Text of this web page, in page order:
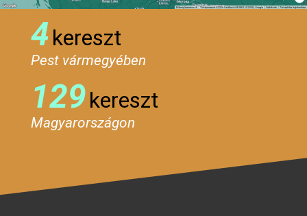
4kereszt
Pest vármegyében
129kereszt
Magyarországon